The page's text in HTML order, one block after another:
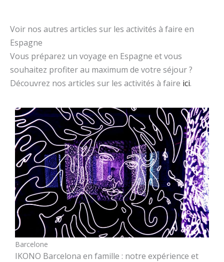
Voir nos autres articles sur les activités à faire en
Espagne
Vous préparez un voyage en Espagne et vous
souhaitez profiter au maximum de votre séjour ?
Découvrez nos articles sur les activités à faire ici.
Barcelone
IKONO Barcelona en famille : notre expérience et